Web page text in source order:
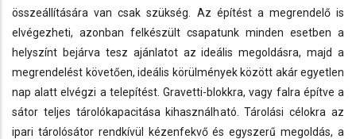
összeállítására van csak szükség. Az építést a megrendelő is
elvégezheti, azonban felkészült csapatunk minden esetben a
helyszínt bejárva tesz ajánlatot az ideális megoldásra, majd a
megrendelést követően, ideális körülmények között akár egyetlen
nap alatt elvégzi a telepítést. Gravetti-blokkra, vagy falra építve a
sátor teljes tárolókapacitása kihasználható. Tárolási célokra az
ipari tárolósátor rendkívül kézenfekvő és egyszerű megoldás, a